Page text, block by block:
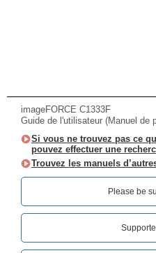
imageFORCE C1333F
Guide de l'utilisateur (Manuel de
Si vous ne trouvez pas ce
pouvez effectuer une
Trouvez les manuels
Please be